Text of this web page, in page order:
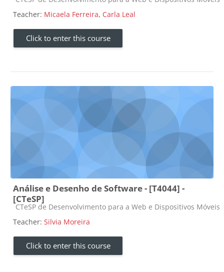
Teacher: Micaela Ferreira, Carla Leal
Click to enter this course
Análise e Desenho de Software - [T4044] -
[CTeSP]
Course category
CTeSP de Desenvolvimento para a Web e Dispositivos Móveis
Teacher: Silvia Moreira
Click to enter this course